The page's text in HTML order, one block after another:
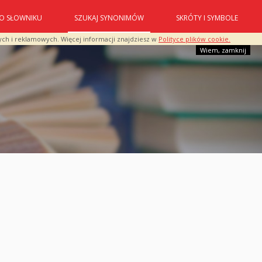
i reklamowych. Więcej informacji znajdziesz w Polityce plików cookie.
Wiem, zamknij
O SŁOWNIKU SZUKAJ SYNONIMÓW SKRÓTY I SYMBOLE